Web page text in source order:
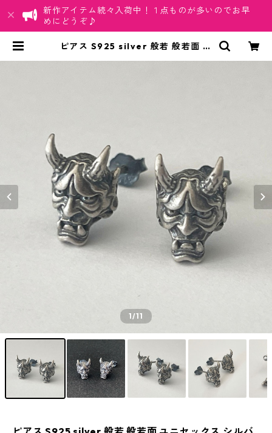
新作アイテム続々入荷中！１点ものが多いのでお早
めにどうぞ♪
ピアス S925 silver 般若 般若面 ユ
1/11